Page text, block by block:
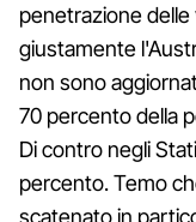
penetrazione delle
giustamente
non sono
70 percento della
Di contro negli
percento. Temo
scatenato in